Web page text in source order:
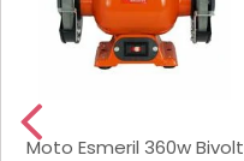
Moto Esmeril 360w Bivolt